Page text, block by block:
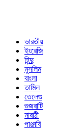
ভারতীয়
ইংরেজি
হিন্দু
মুসলিম
বাংলা
তামিল
তেলেগু
গুজরাটি
মারাঠী
পাঞ্জাবি